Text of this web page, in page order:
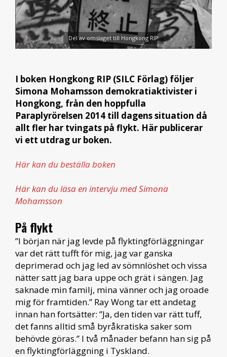
Del av omslaget till Hongkong RIP
I boken Hongkong RIP (SILC Förlag) följer
Simona Mohamsson demokratiaktivister i
Hongkong, från den hoppfulla
Paraplyrörelsen 2014 till dagens situation då
allt fler har tvingats på flykt. Här publicerar
vi ett utdrag ur boken.
Härkan du beställa boken
Här kan du läsa en intervju med Simona
Mohamsson
På flykt
”I början när jag levde på flyktingförläggningar
var det rätt tufft för mig, jag var ganska
deprimerad och jag led av sömnlöshet och vissa
nätter satt jag bara uppe och grät i sängen. Jag
saknade min familj, mina vänner och jag oroade
mig för framtiden.” Ray Wong tar ett andetag
innan han fortsätter: ”Ja, den tiden var rätt tuff,
det fanns alltid små byråkratiska saker som
behövde göras.” I två månader befann han sig på
en flyktingförläggning i Tyskland.